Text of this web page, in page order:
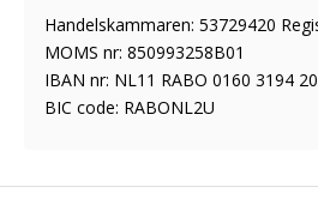
Handelskammaren: 53729420
MOMS nr: 850993258B01
IBAN nr: NL11 RABO 0160 3194 20
BIC code: RABONL2U